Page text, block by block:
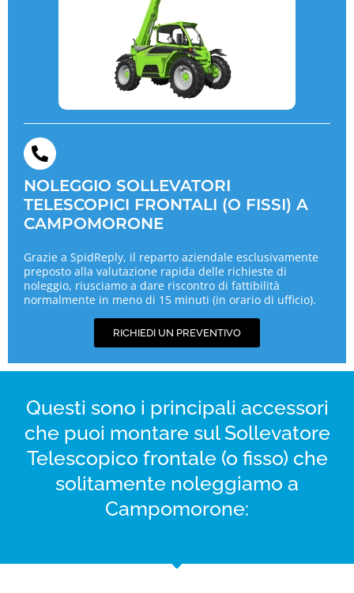
NOLEGGIO SOLLEVATORI
TELESCOPICI FRONTALI (O FISSI) A
CAMPOMORONE
Grazie a SpidReply, il reparto aziendale esclusivamente
preposto alla valutazione rapida delle richieste di
noleggio, riusciamo a dare riscontro di fattibilità
normalmente in meno di 15 minuti (in orario di ufficio).
RICHIEDI UN PREVENTIVO
Questi sono i principali accessori
che puoi montare sul Sollevatore
Telescopico frontale (o fisso) che
solitamente noleggiamo a
Campomorone: